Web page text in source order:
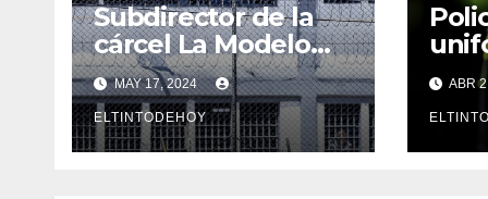
Subdirector de la
cárcel La Modelo
renunció tras
atentado a Elmer
Fernández
MAY 17, 2024
ELTINTODEHOY
deABR